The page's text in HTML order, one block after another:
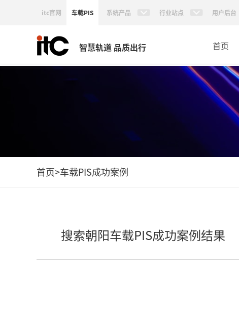
itc官网 车载PIS 系统产品 行业站点 用户后台
智慧轨道 品质出行 首页
首页>车载PIS成功案例
搜索朝阳车载PIS成功案例结果